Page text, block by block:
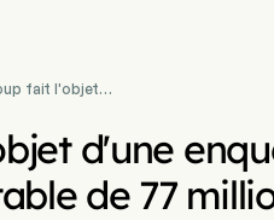
fait l'objet
de 77
dollars d'une
de 77